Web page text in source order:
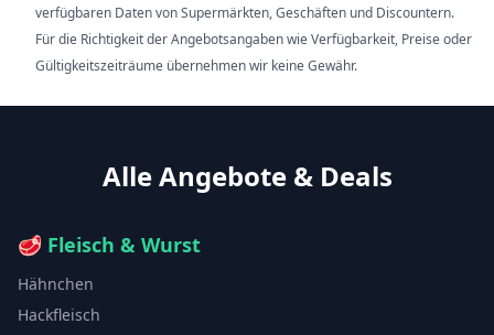
verfügbaren Daten von Supermärkten, Geschäften und Discountern.
Für die Richtigkeit der Angebotsangaben wie Verfügbarkeit, Preise oder
Gültigkeitszeiträume übernehmen wir keine Gewähr.
Alle Angebote & Deals
🥩 Fleisch & Wurst
Hähnchen
Hackfleisch